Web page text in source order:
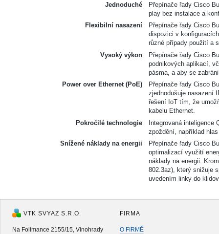
Jednoduché
Přepínače řady Cisco
play bez instalace a
Flexibilní nasazení
Přepínače řady Cisco
dispozici v
různé případy použití a
Vysoký výkon
Přepínače řady Cisco
podnikových aplikací,
pásma, a aby se
Power over Ethernet (PoE)
Přepínače řady Cisco
zjednodušuje nasazení
řešení IoT tím, že
kabelu Ethernet.
Pokročilé technologie
Integrovaná
zpoždění, například
Snížené náklady na energii
Přepínače řady Cisco
optimalizací využití
náklady na energii.
802.3az), který snižuje
uvedením linky do
VTK SVYAZ S.R.O.
Na Folimance 2155/15, Vinohrady
FIRMA
O FIRMĚ